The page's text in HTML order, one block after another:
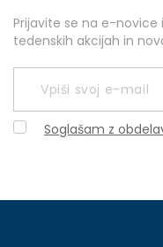
Prijavite se na e-
tedenskih akcijah in
Soglašam z